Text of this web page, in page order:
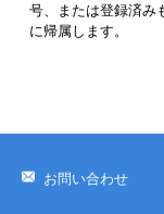
号、または登録済み
に帰属します。
お問い合わせ